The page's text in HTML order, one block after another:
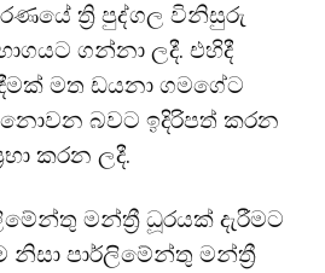
ත්‍රි පුද්ගල විනිසුරු
ගන්නා ලදී. එහිදී
මත ඩයනා ගමගේට
නොවන බවට ඉදිරිපත් කරන
කරන ලදී.
මන්ත්‍රී ධූරයක් දැරීමට
පාර්ලිමේන්තු මන්ත්‍රී